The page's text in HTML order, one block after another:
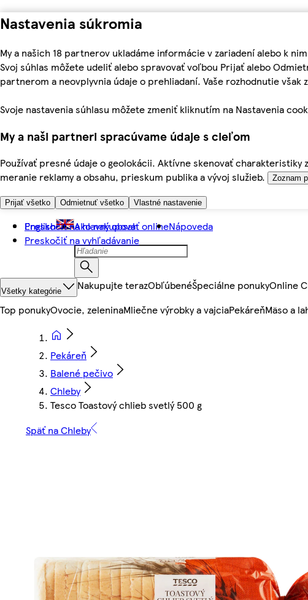
Nastavenia súkromia
My a našich 18 partnerov ukladáme informácie v zariadení alebo k
Svoj súhlas môžete udeliť alebo spravovať voľbou Prijať alebo
partnerom a neovplyvnia údaje o prehliadaní. Vaše rozhodnutie
Svoje nastavenia súhlasu môžete zmeniť kliknutím na Nastavenia
My a naši partneri spracúvame údaje s cieľom
Používať presné údaje o geolokácii. Aktívne skenovať
meranie reklamy a obsahu, prieskum publika a vývoj služieb.
Zoznam
Prijať všetko Odmietnuť všetko Vlastné nastavenie
Preskočiť na hlavný obsah
Preskočiť na vyhľadávanie
English Ako nakupovať onlineNápoveda
Všetky kategórie Nakupujte terazObľúbenéŠpeciálne ponukyOnline
Top ponukyOvocie, zeleninaMliečne výrobky a vajciaPekáreňMäso a
Pekáreň
Balené pečivo
Chleby
Tesco Toastový chlieb svetlý 500 g
Späť na Chleby